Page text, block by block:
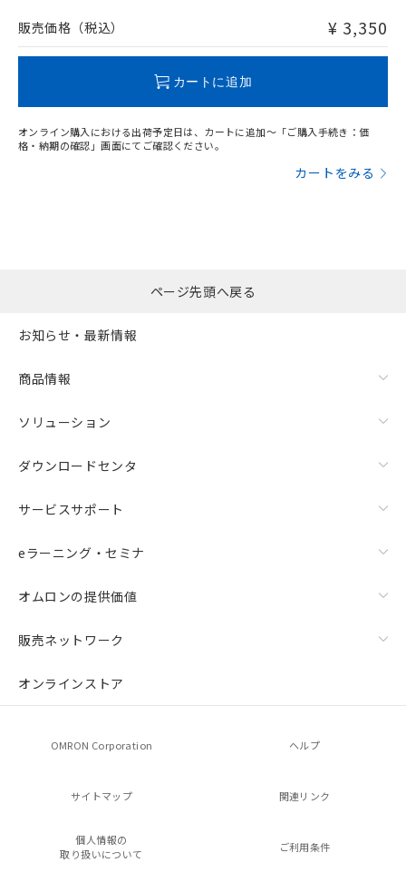
問い合わせください。
販売価格（税込） ¥ 3,350
カートに追加
オンライン購入における出荷予定日は、カートに追加～「ご購入手続き：価
格・納期の確認」画面にてご確認ください。
カートをみる
ページ先頭へ戻る
お知らせ・最新情報
商品情報
ソリューション
ダウンロードセンタ
サービスサポート
eラーニング・セミナ
オムロンの提供価値
販売ネットワーク
オンラインストア
OMRON Corporation ヘルプ
サイトマップ 関連リンク
個人情報の
取り扱いについて
ご利用条件